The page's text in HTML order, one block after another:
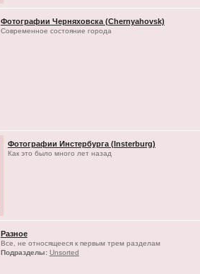
Фотографии Черняховска (Chernyahovsk)
Современное состояние города
Фотографии Инстербурга (Insterburg)
Как это было много лет назад
Разное
Все, не относящееся к первым трем разделам
Подразделы: Unsorted